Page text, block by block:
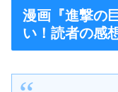
漫画『進撃の
い！読者の感